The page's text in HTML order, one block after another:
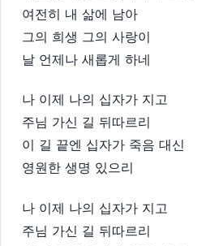
여전히 내 삶에 남아
그의 희생 그의 사랑이
날 언제나 새롭게 하네
나 이제 나의 십자가 지고
주님 가신 길 뒤따르리
이 길 끝엔 십자가 죽음 대신
영원한 생명 있으리
나 이제 나의 십자가 지고
주님 가신 길 뒤따르리